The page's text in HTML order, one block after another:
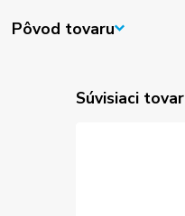
Pôvod tovaru
Súvisiaci tovar